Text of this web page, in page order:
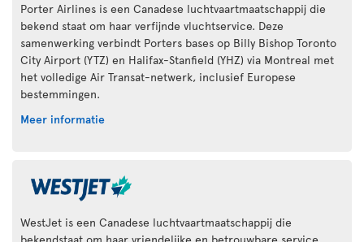
Porter Airlines is een Canadese luchtvaartmaatschappij die
bekend staat om haar verfijnde vluchtservice. Deze
samenwerking verbindt Porters bases op Billy Bishop Toronto
City Airport (YTZ) en Halifax-Stanfield (YHZ) via Montreal met
het volledige Air Transat-netwerk, inclusief Europese
bestemmingen.
Meer informatie
WestJet is een Canadese luchtvaartmaatschappij die